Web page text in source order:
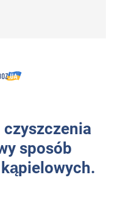
sposób